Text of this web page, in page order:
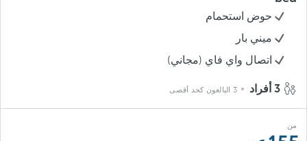
حوض استحمام
ميني بار
اتصال واي فاي (مجاني)
3 البالغون كحد أقصى
من